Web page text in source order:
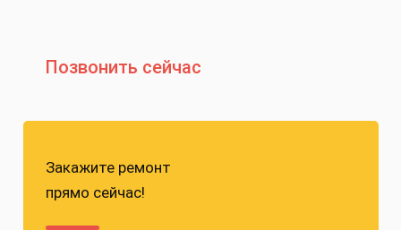
Позвонить сейчас
Закажите ремонт
прямо сейчас!